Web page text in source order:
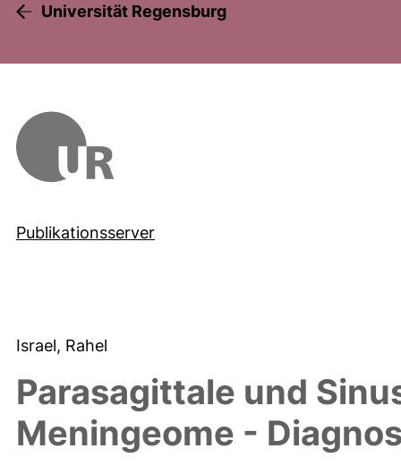
Universität Regensburg
Publikationsserver
Israel, Rahel
Parasagittale und
Meningeome -